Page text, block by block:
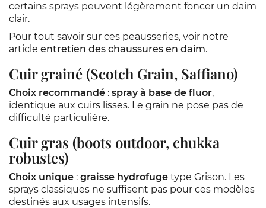
certains sprays peuvent légèrement foncer un daim
clair.
Pour tout savoir sur ces peausseries, voir notre
article entretien des chaussures en daim.
Cuir grainé (Scotch Grain, Saffiano)
Choix recommandé : spray à base de fluor,
identique aux cuirs lisses. Le grain ne pose pas de
difficulté particulière.
Cuir gras (boots outdoor, chukka
robustes)
Choix unique : graisse hydrofuge type Grison. Les
sprays classiques ne suffisent pas pour ces modèles
destinés aux usages intensifs.